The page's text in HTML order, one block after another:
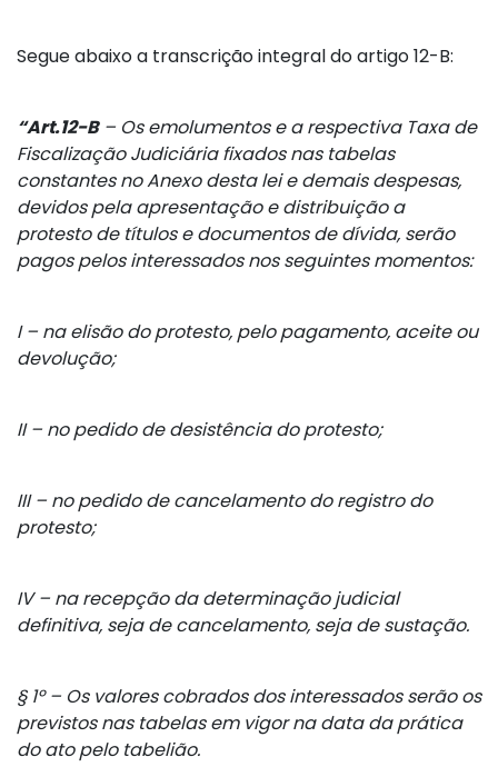
Segue abaixo a transcrição integral do artigo 12-B:
“Art.12-B– Os emolumentos e a respectiva Taxa de
Fiscalização Judiciária fixados nas tabelas
constantes no Anexo desta lei e demais despesas,
devidos pela apresentação e distribuição a
protesto de títulos e documentos de dívida, serão
pagos pelos interessados nos seguintes momentos:
I – na elisão do protesto, pelo pagamento, aceite ou
devolução;
II – no pedido de desistência do protesto;
III – no pedido de cancelamento do registro do
protesto;
IV – na recepção da determinação judicial
definitiva, seja de cancelamento, seja de sustação.
§ 1º – Os valores cobrados dos interessados serão os
previstos nas tabelas em vigor na data da prática
do ato pelo tabelião.